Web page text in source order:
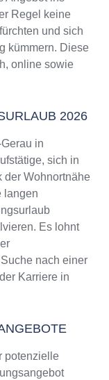
Regel keine
und sich
kümmern. Diese
online sowie
2026
in
sich in
der Wohnortnähe
langen
Es lohnt
nach einer
Karriere in
potenzielle